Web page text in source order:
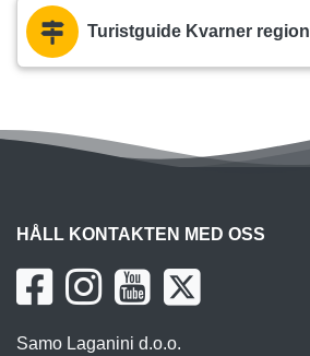
Turistguide Kvarner region
HÅLL KONTAKTEN MED OSS
Samo Laganini d.o.o.